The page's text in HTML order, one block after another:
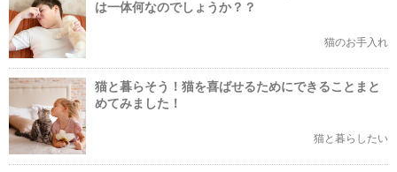
は一体何なのでしょうか？？
猫のお手入れ
猫と暮らそう！猫を喜ばせるためにできることまと
めてみました！
猫と暮らしたい